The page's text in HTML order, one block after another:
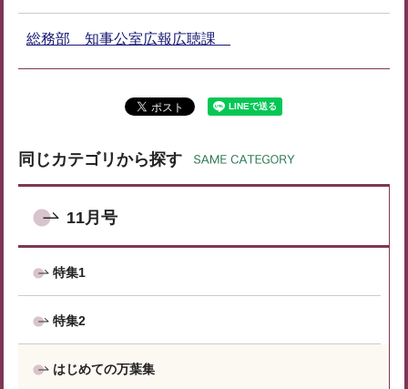
総務部 知事公室広報広聴課
同じカテゴリから探す
11月号
特集1
特集2
はじめての万葉集